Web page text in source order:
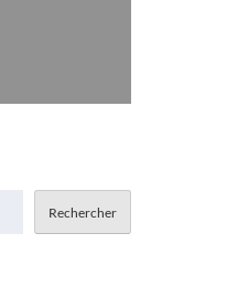
Rechercher